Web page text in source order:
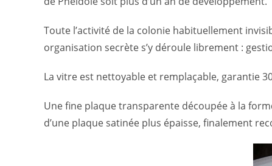
Toute l’activité de la colonie habituellement
organisation secrète s’y déroule librement :
La vitre est nettoyable et remplaçable, garantie
Une fine plaque transparente découpée à la
d’une plaque satinée plus épaisse, finalement